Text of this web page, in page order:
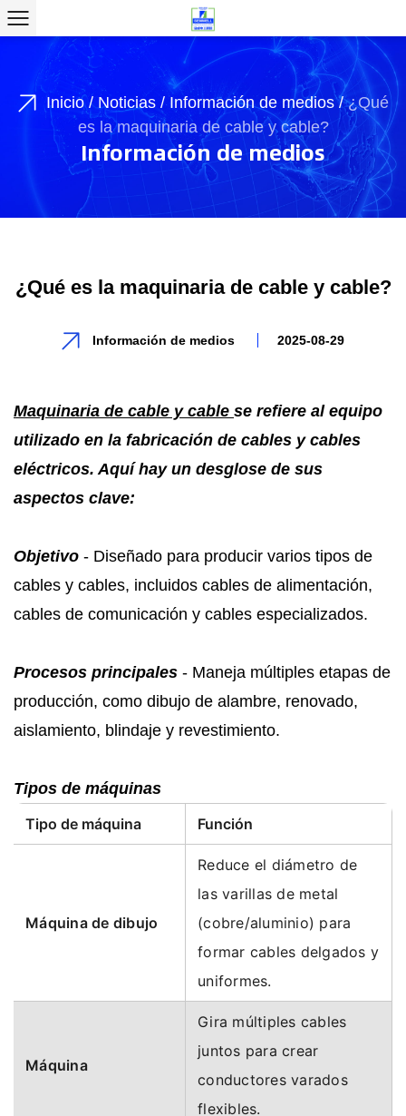
Inicio/Noticias/Información de medios/¿Qué
es la maquinaria de cable y cable?
Información de medios
¿Qué es la maquinaria de cable y cable?
Información de medios 2025-08-29
Maquinaria de cable y cable se refiere al equipo
utilizado en la fabricación de cables y cables
eléctricos. Aquí hay un desglose de sus
aspectos clave:
Objetivo - Diseñado para producir varios tipos de
cables y cables, incluidos cables de alimentación,
cables de comunicación y cables especializados.
Procesos principales - Maneja múltiples etapas de
producción, como dibujo de alambre, renovado,
aislamiento, blindaje y revestimiento.
Tipos de máquinas
Tipo de máquina
Función
Máquina de dibujo
Reduce el diámetro de
las varillas de metal
(cobre/aluminio) para
formar cables delgados y
uniformes.
Máquina
Gira múltiples cables
juntos para crear
conductores varados
flexibles.